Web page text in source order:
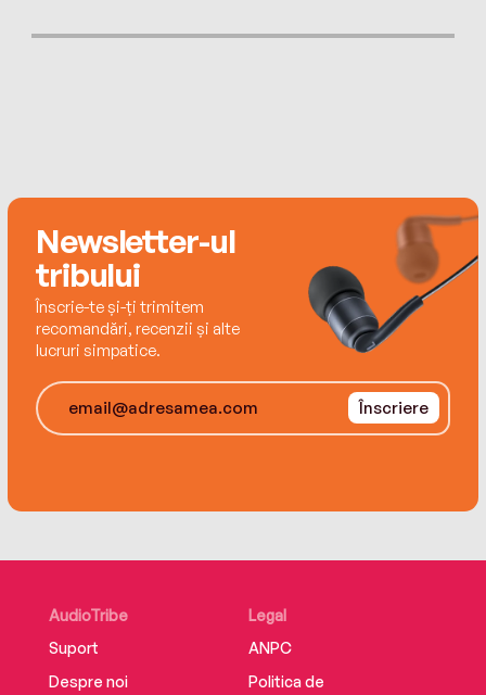
When 'Corporal Frank' was demobilised he
Originally published in 1945 and out of print for
many years, this is his remarkable true story.
Newsletter-ul
tribului
Înscrie-te și-ți trimitem
recomandări, recenzii și alte
lucruri simpatice.
Înscriere
AudioTribe
Suport
Despre noi
Legal
ANPC
Politica de